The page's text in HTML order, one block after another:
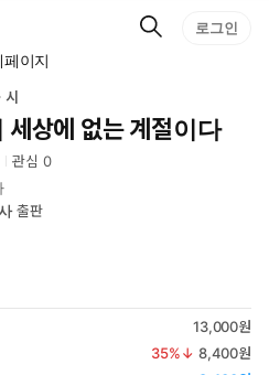
검
로그인
이지
시
세상에 없는 계절이다
관심 0
출판
13,000원
35%↓ 8,400원